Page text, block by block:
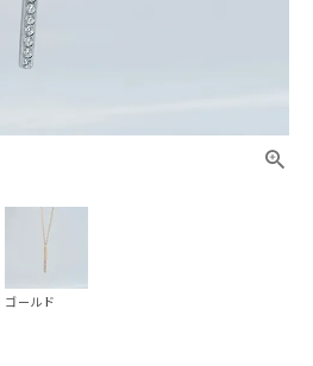
ゴールド